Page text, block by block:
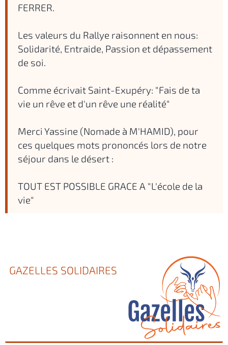
FERRER.
Les valeurs du Rallye raisonnent en nous:
Solidarité, Entraide, Passion et dépassement
de soi.
Comme écrivait Saint-Exupéry: "Fais de ta
vie un rêve et d'un rêve une réalité"
Merci Yassine (Nomade à M'HAMID), pour
ces quelques mots prononcés lors de notre
séjour dans le désert :
TOUT EST POSSIBLE GRACE A "L'école de la
vie"
GAZELLES SOLIDAIRES